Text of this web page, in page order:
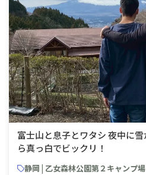
富士山と息子とワタシ 夜中に雪が降ったらしく、起きた
ら真っ白でビックリ！
静岡 | 乙女森林公園第２キャンプ場